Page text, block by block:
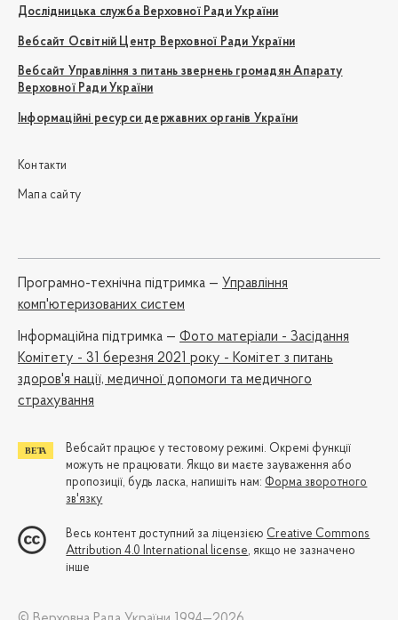
Дослідницька служба Верховної Ради України
Вебсайт Освітній Центр Верховної Ради України
Вебсайт Управління з питань звернень громадян Апарату
Верховної Ради України
Інформаційні ресурси державних органів України
Контакти
Мапа сайту
Програмно-технічна підтримка — Управління
комп'ютеризованих систем
Iнформаційна підтримка — Фото матеріали - Засідання
Комітету - 31 березня 2021 року - Комітет з питань
здоров'я нації, медичної допомоги та медичного
страхування
Вебсайт працює у тестовому режимі. Окремі функції
можуть не працювати. Якщо ви маєте зауваження або
пропозиції, будь ласка, напишіть нам: Форма зворотного
зв'язку
Весь контент доступний за ліцензією Creative Commons
Attribution 4.0 International license, якщо не зазначено
інше